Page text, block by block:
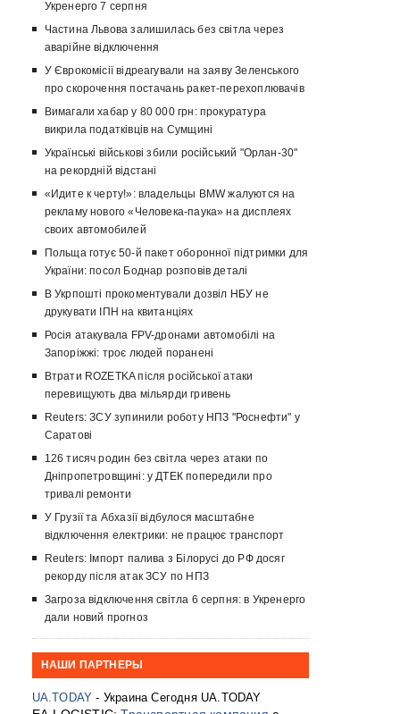
Укренерго 7 серпня
Частина Львова залишилась без світла через
аварійне відключення
У Єврокомісії відреагували на заяву Зеленського
про скорочення постачань ракет-перехоплювачів
Вимагали хабар у 80 000 грн: прокуратура
викрила податківців на Сумщині
Українські військові збили російський "Орлан-30"
на рекордній відстані
«Идите к черту!»: владельцы BMW жалуются на
рекламу нового «Человека-паука» на дисплеях
своих автомобилей
Польща готує 50-й пакет оборонної підтримки для
України: посол Боднар розповів деталі
В Укрпошті прокоментували дозвіл НБУ не
друкувати ІПН на квитанціях
Росія атакувала FPV-дронами автомобілі на
Запоріжжі: троє людей поранені
Втрати ROZETKA після російської атаки
перевищують два мільярди гривень
Reuters: ЗСУ зупинили роботу НПЗ "Роснефти" у
Саратові
126 тисяч родин без світла через атаки по
Дніпропетровщині: у ДТЕК попередили про
тривалі ремонти
У Грузії та Абхазії відбулося масштабне
відключення електрики: не працює транспорт
Reuters: Імпорт палива з Білорусі до РФ досяг
рекорду після атак ЗСУ по НПЗ
Загроза відключення світла 6 серпня: в Укренерго
дали новий прогноз
НАШИ ПАРТНЕРЫ
UA.TODAY - Украина Сегодня UA.TODAY